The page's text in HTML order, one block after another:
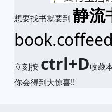
想要找书就要到 静流
立刻按 ctrl+D收藏
你会得到大惊喜!!